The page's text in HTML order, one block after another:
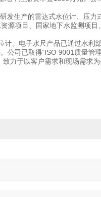
发生产的雷达式水位计、压
源项目、国家地下水监测项
、电子水尺产品已通过水利
公司已取得“ISO 9001质量管
力于以客户需求和现场需求